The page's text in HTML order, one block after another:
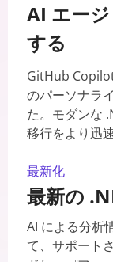
AI エー
する
GitHub
のパーソナラ
た。モダンな
移行をより迅
最新化
最新の
AI による分析
て、サポート